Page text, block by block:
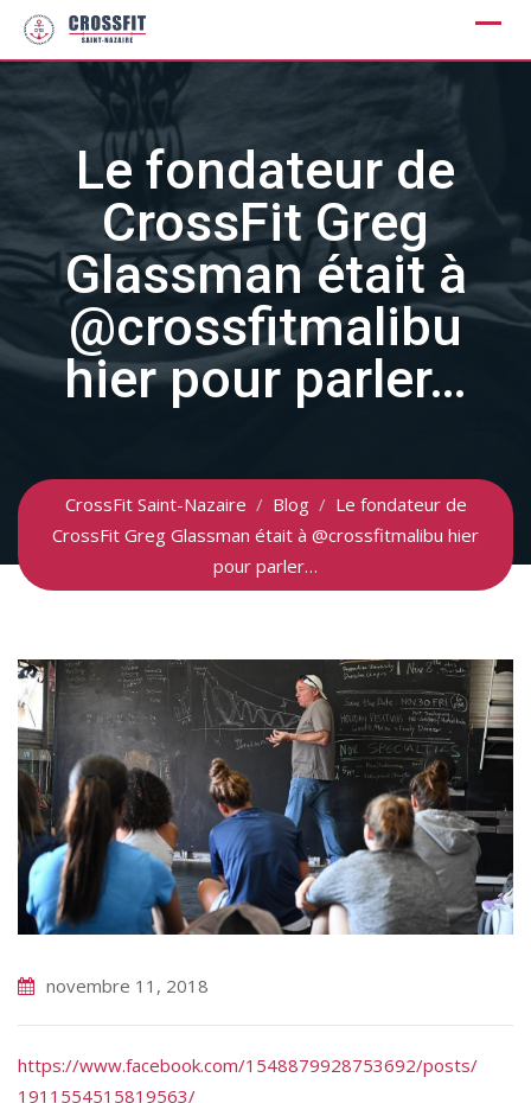
Skip
Le fondateur de
CrossFit Greg
Glassman était à
@crossfitmalibu
hier pour parler…
CrossFit Saint-Nazaire / Blog / Le fondateur de
CrossFit Greg Glassman était à @crossfitmalibu hier
pour parler…
novembre 11, 2018
https://www.facebook.com/1548879928753692/posts/
1911554515819563/